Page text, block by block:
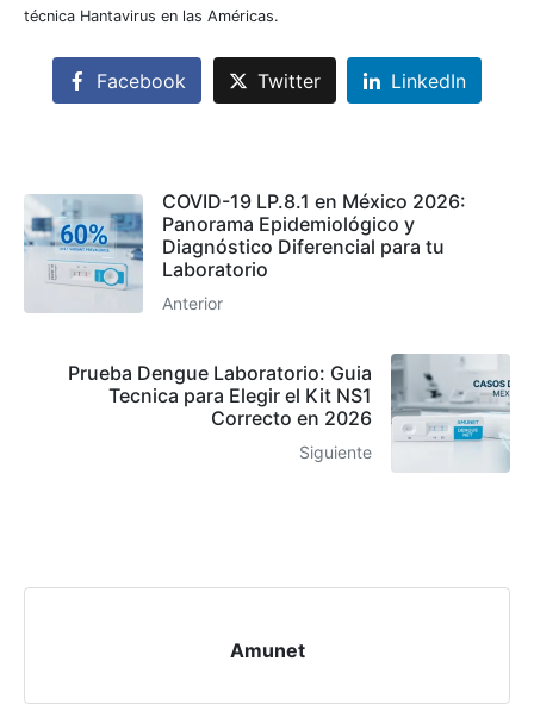
técnica Hantavirus en las Américas.
Facebook Twitter LinkedIn
COVID-19 LP.8.1 en México 2026:
Panorama Epidemiológico y
Diagnóstico Diferencial para tu
Laboratorio
Anterior
Prueba Dengue Laboratorio: Guia
Tecnica para Elegir el Kit NS1
Correcto en 2026
Siguiente
Amunet